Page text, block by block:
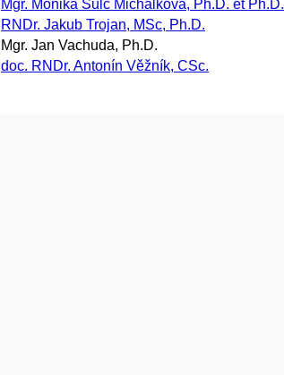
Mgr. Monika Šulc Michalková, Ph.D. et Ph.D.
RNDr. Jakub Trojan, MSc, Ph.D.
Mgr. Jan Vachuda, Ph.D.
doc. RNDr. Antonín Věžník, CSc.